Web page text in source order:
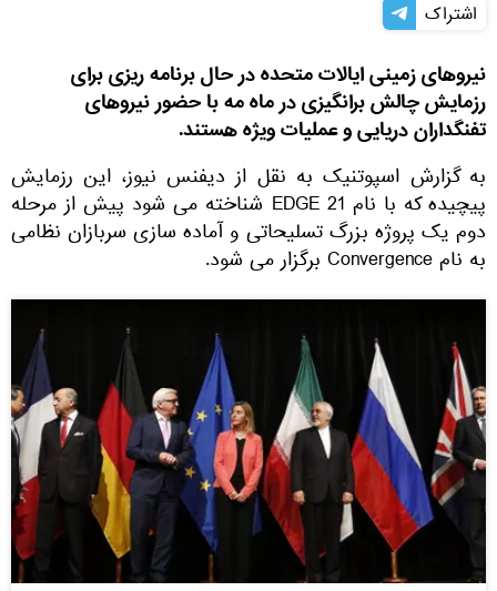
اشتراک
نیروهای زمینی ایالات متحده در حال برنامه ریزی برای
رزمایش چالش برانگیزی در ماه مه با حضور نیروهای
تفنگداران دریایی و عملیات ویژه هستند.
به گزارش اسپوتنیک به نقل از دیفنس نیوز، این رزمایش
پیچیده که با نام EDGE 21 شناخته می شود پیش از مرحله
دوم یک پروژه بزرگ تسلیحاتی و آماده سازی سربازان نظامی
به نام Convergence برگزار می شود.